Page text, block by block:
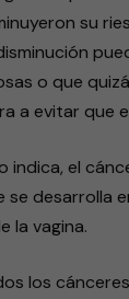
su
o que
a evitar que
indica, el
se desarrolla
la vagina.
los